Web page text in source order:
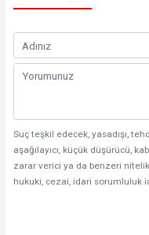
Suç teşkil edecek, yasadışı,
aşağılayıcı, küçük düşürücü,
zarar verici ya da benzeri
hukuki, cezai, idari sorumluluk